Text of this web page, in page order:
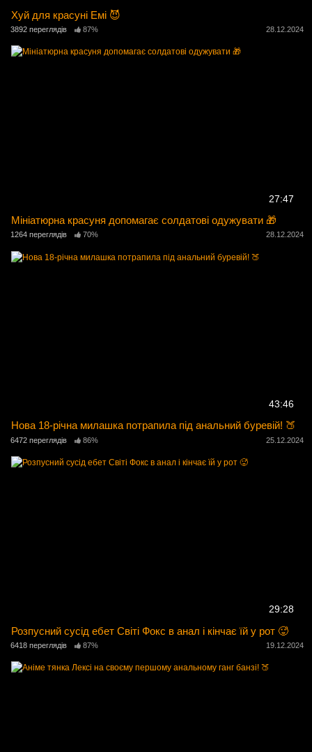
Хуй для красуні Емі 😈
3892 переглядів 87% 28.12.2024
27:47
Мініатюрна красуня допомагає солдатові одужувати 🎁
1264 переглядів 70% 28.12.2024
43:46
Нова 18-річна милашка потрапила під анальний буревій! 🍑
6472 переглядів 86% 25.12.2024
29:28
Розпусний сусід ебет Світі Фокс в анал і кінчає їй у рот 🥵
6418 переглядів 87% 19.12.2024